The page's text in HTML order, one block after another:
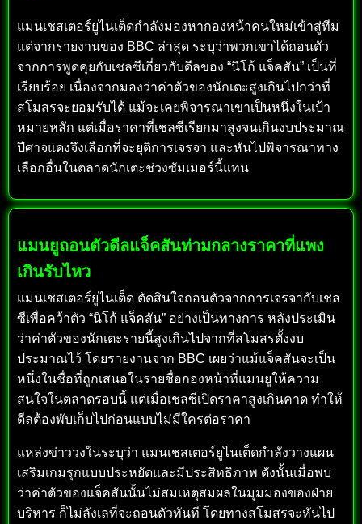
แมนเชสเตอร์ยูไนเต็ดกำลังมองหากองหน้าคนใหม่เข้าสู่ทีม
แต่จากรายงานของ BBC ล่าสุด ระบุว่าพวกเขาได้ถอนตัว
จากการพูดคุยกับเชลซีเกี่ยวกับดีลของ “นิโก้ แจ็คสัน” เป็นที่
เรียบร้อย เนื่องจากมองว่าค่าตัวของนักเตะสูงเกินไปกว่าที่
สโมสรจะยอมรับได้ แม้จะเคยพิจารณาเขาเป็นหนึ่งในเป้า
หมายหลัก แต่เมื่อราคาที่เชลซีเรียกมาสูงจนเกินงบประมาณ
ปีศาจแดงจึงเลือกที่จะยุติการเจรจา และหันไปพิจารณาทาง
เลือกอื่นในตลาดนักเตะช่วงซัมเมอร์นี้แทน
แมนยูถอนตัวดีลแจ็คสันท่ามกลางราคาที่แพง
เกินรับไหว
แมนเชสเตอร์ยูไนเต็ด ตัดสินใจถอนตัวจากการเจรจากับเชล
ซีเพื่อคว้าตัว “นิโก้ แจ็คสัน” อย่างเป็นทางการ หลังประเมิน
ว่าค่าตัวของนักเตะรายนี้สูงเกินไปจากที่สโมสรตั้งงบ
ประมาณไว้ โดยรายงานจาก BBC เผยว่าแม้แจ็คสันจะเป็น
หนึ่งในชื่อที่ถูกเสนอในรายชื่อกองหน้าที่แมนยูให้ความ
สนใจในตลาดรอบนี้ แต่เมื่อเชลซีเปิดราคาสูงเกินคาด ทำให้
ดีลต้องพับเก็บไปก่อนแบบไม่มีใครต่อราคา
แหล่งข่าววงในระบุว่า แมนเชสเตอร์ยูไนเต็ดกำลังวางแผน
เสริมเกมรุกแบบประหยัดและมีประสิทธิภาพ ดังนั้นเมื่อพบ
ว่าค่าตัวของแจ็คสันนั้นไม่สมเหตุสมผลในมุมมองของฝ่าย
บริหาร ก็ไม่ลังเลที่จะถอนตัวทันที โดยทางสโมสรจะหันไป